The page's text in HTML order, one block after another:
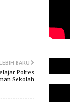
LEBIH BARU
Polres
Sekolah